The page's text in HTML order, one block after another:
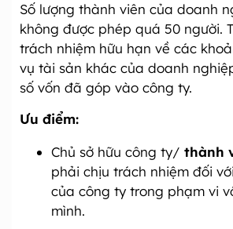
Số lượng thành viên của doanh
không được phép quá 50 người.
trách nhiệm hữu hạn về các
vụ tài sản khác của doanh
số vốn đã góp vào công ty.
Ưu điểm:
Chủ sở hữu công ty/ thành
phải chịu trách nhiệm đối
của công ty trong phạm vi
mình.